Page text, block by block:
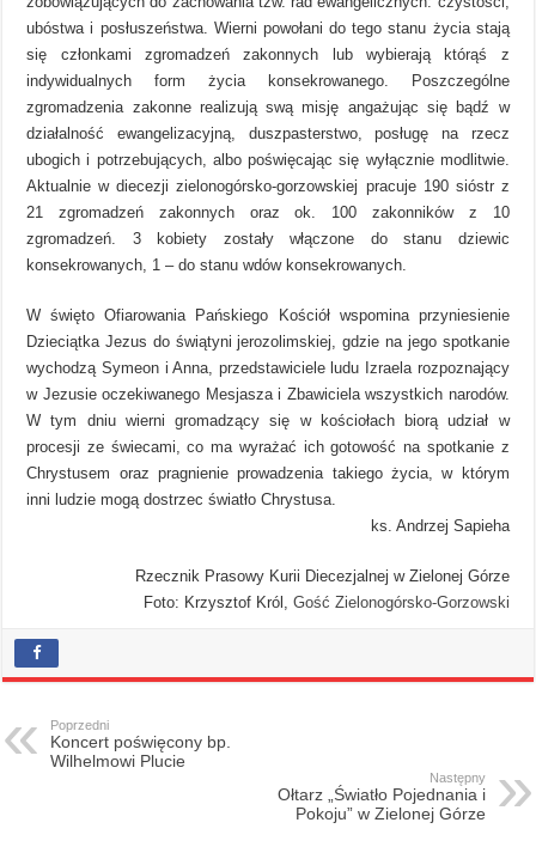
ubóstwa i posłuszeństwa. Wierni powołani do tego stanu życia stają
się członkami zgromadzeń zakonnych lub wybierają którąś z
indywidualnych form życia konsekrowanego. Poszczególne
zgromadzenia zakonne realizują swą misję angażując się bądź w
działalność ewangelizacyjną, duszpasterstwo, posługę na rzecz
ubogich i potrzebujących, albo poświęcając się wyłącznie modlitwie.
Aktualnie w diecezji zielonogórsko-gorzowskiej pracuje 190 sióstr z
21 zgromadzeń zakonnych oraz ok. 100 zakonników z 10
zgromadzeń. 3 kobiety zostały włączone do stanu dziewic
konsekrowanych, 1 – do stanu wdów konsekrowanych.
W święto Ofiarowania Pańskiego Kościół wspomina przyniesienie
Dzieciątka Jezus do świątyni jerozolimskiej, gdzie na jego spotkanie
wychodzą Symeon i Anna, przedstawiciele ludu Izraela rozpoznający
w Jezusie oczekiwanego Mesjasza i Zbawiciela wszystkich narodów.
W tym dniu wierni gromadzący się w kościołach biorą udział w
procesji ze świecami, co ma wyrażać ich gotowość na spotkanie z
Chrystusem oraz pragnienie prowadzenia takiego życia, w którym
inni ludzie mogą dostrzec światło Chrystusa.
ks. Andrzej Sapieha
Rzecznik Prasowy Kurii Diecezjalnej w Zielonej Górze
Foto: Krzysztof Król, Gość Zielonogórsko-Gorzowski
Poprzedni
Koncert poświęcony bp.
Wilhelmowi Plucie
Następny
Ołtarz „Światło Pojednania i
Pokoju” w Zielonej Górze